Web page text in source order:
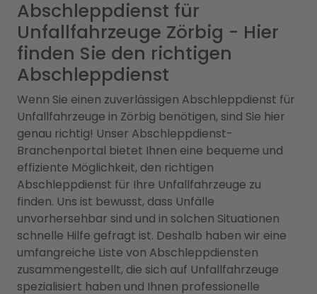
Abschleppdienst für
Unfallfahrzeuge Zörbig - Hier
finden Sie den richtigen
Abschleppdienst
Wenn Sie einen zuverlässigen Abschleppdienst für
Unfallfahrzeuge in Zörbig benötigen, sind Sie hier
genau richtig! Unser Abschleppdienst-
Branchenportal bietet Ihnen eine bequeme und
effiziente Möglichkeit, den richtigen
Abschleppdienst für Ihre Unfallfahrzeuge zu
finden. Uns ist bewusst, dass Unfälle
unvorhersehbar sind und in solchen Situationen
schnelle Hilfe gefragt ist. Deshalb haben wir eine
umfangreiche Liste von Abschleppdiensten
zusammengestellt, die sich auf Unfallfahrzeuge
spezialisiert haben und Ihnen professionelle